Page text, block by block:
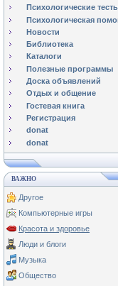
Психологические
Психологическая
Новости
Библиотека
Каталоги
Полезные программы
Доска объявлений
Отдых и общение
Гостевая книга
Регистрация
donat
donat
ВАЖНО
Другое
Компьютерные игры
Красота и здоровье
Люди и блоги
Музыка
Общество